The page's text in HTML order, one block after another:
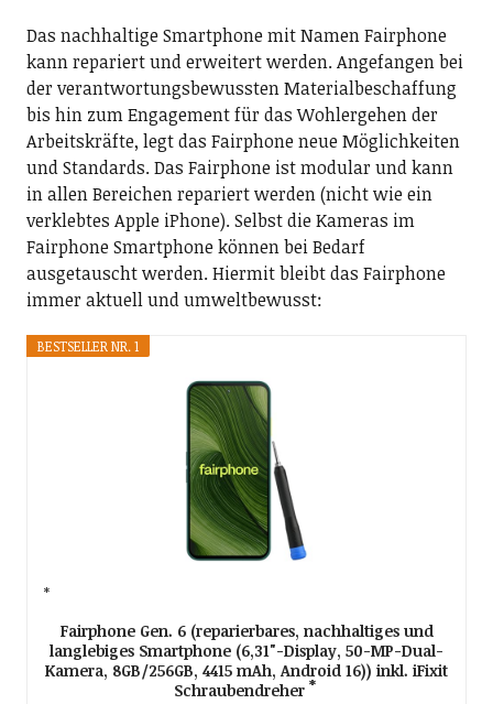
Das nachhaltige Smartphone mit Namen Fairphone
kann repariert und erweitert werden. Angefangen bei
der verantwortungsbewussten Materialbeschaffung
bis hin zum Engagement für das Wohlergehen der
Arbeitskräfte, legt das Fairphone neue Möglichkeiten
und Standards. Das Fairphone ist modular und kann
in allen Bereichen repariert werden (nicht wie ein
verklebtes Apple iPhone). Selbst die Kameras im
Fairphone Smartphone können bei Bedarf
ausgetauscht werden. Hiermit bleibt das Fairphone
immer aktuell und umweltbewusst:
BESTSELLER NR. 1
Fairphone Gen. 6 (reparierbares, nachhaltiges und
langlebiges Smartphone (6,31"-Display, 50-MP-Dual-
Kamera, 8GB/256GB, 4415 mAh, Android 16)) inkl. iFixit
Schraubendreher